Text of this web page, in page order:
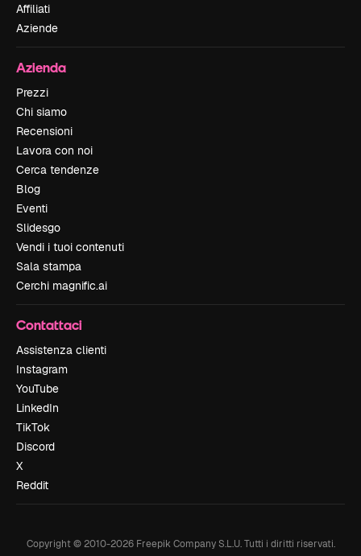
Affiliati
Aziende
Azienda
Prezzi
Chi siamo
Recensioni
Lavora con noi
Cerca tendenze
Blog
Eventi
Slidesgo
Vendi i tuoi contenuti
Sala stampa
Cerchi magnific.ai
Contattaci
Assistenza clienti
Instagram
YouTube
LinkedIn
TikTok
Discord
X
Reddit
Copyright © 2010-2026Freepik Company S.L.U. Tutti i diritti riservati.